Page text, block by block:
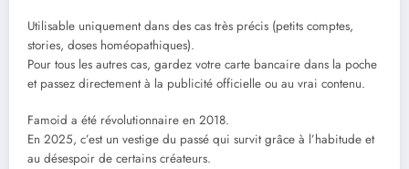
Utilisable uniquement dans des cas très précis (petits comptes,
stories, doses homéopathiques).
Pour tous les autres cas, gardez votre carte bancaire dans la poche
et passez directement à la publicité officielle ou au vrai contenu.
Famoid a été révolutionnaire en 2018.
En 2025, c’est un vestige du passé qui survit grâce à l’habitude et
au désespoir de certains créateurs.